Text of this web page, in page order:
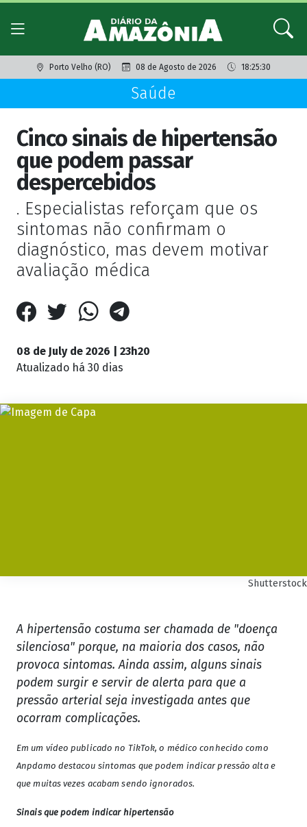
Porto Velho (RO) 08 de Agosto de 2026 18:25:30
Saúde
Cinco sinais de hipertensão
que podem passar
despercebidos
. Especialistas reforçam que os
sintomas não confirmam o
diagnóstico, mas devem motivar
avaliação médica
08 de July de 2026 | 23h20
Atualizado há 30 dias
Shutterstock
A hipertensão costuma ser chamada de "doença
silenciosa" porque, na maioria dos casos, não
provoca sintomas. Ainda assim, alguns sinais
podem surgir e servir de alerta para que a
pressão arterial seja investigada antes que
ocorram complicações.
Em um vídeo publicado no TikTok, o médico conhecido como
Anpdamo destacou sintomas que podem indicar pressão alta e
que muitas vezes acabam sendo ignorados.
Sinais que podem indicar hipertensão